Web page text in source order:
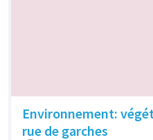
Environnement:
rue de garches